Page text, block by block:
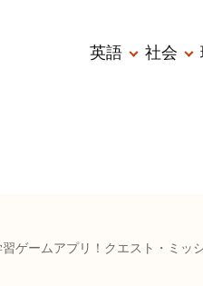
メ
ー
英語 社会
ゲームアプリ！クエスト・ミッ